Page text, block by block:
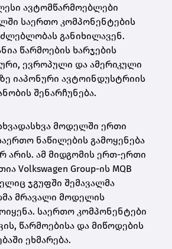
ავტომწარმოებლები
საერთო კომპონენტების
განიხილავენ.
წარმოების ხარჯების
ევროპული და ამერიკული
იაპონური ავტოინდუსტრიის
შენარჩუნება.
მოდელში ერთი
ნაწილების გამოყენება
არის. ამ მიდგომის ერთ-ერთი
Volkswagen Group-ის MQB
ჯგუფში შემავალმა
მრავალი მოდელის
საერთო კომპონენტები
წარმოებისა და მიწოდების
ეხმარება.